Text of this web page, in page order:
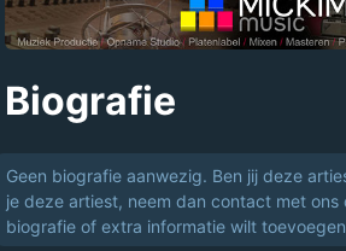
Biografie
Geen biografie aanwezig. Ben jij deze
je deze artiest, neem dan contact met ons
biografie of extra informatie wilt